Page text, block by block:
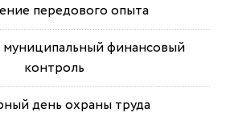
передового опыта
финансовый
контроль
день охраны труда